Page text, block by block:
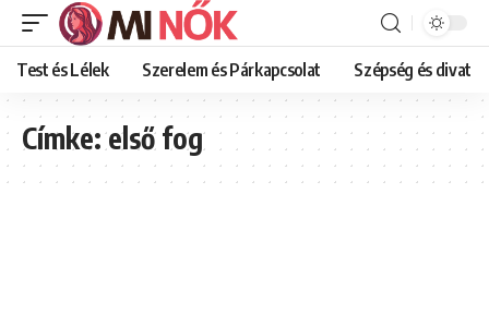
Test és Lélek Szerelem és Párkapcsolat Szépség és divat
Címke:első fog